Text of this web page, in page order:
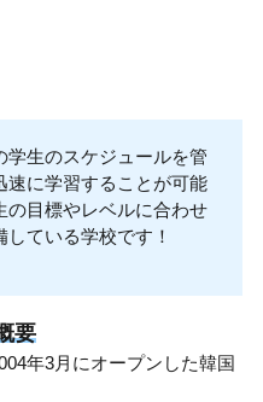
学生のスケジュールを管
速に学習することが可能
の目標やレベルに合わせ
ている学校です！
要
年3月にオープンした韓国